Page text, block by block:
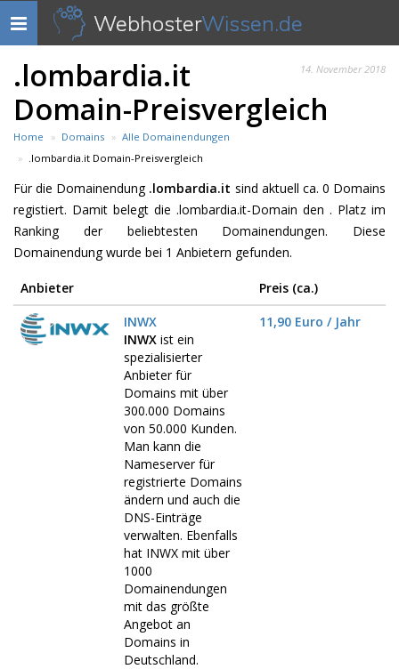
Navigation
anzeigen
WebhosterWissen.de
14. November 2018
.lombardia.it
Domain-Preisvergleich
Home Domains
Alle Domainendungen
.lombardia.it Domain-Preisvergleich
Für die Domainendung .lombardia.it sind aktuell ca. 0 Domains
registiert. Damit belegt die .lombardia.it-Domain den . Platz im
Ranking der beliebtesten Domainendungen. Diese
Domainendung wurde bei 1 Anbietern gefunden.
Anbieter
Preis (ca.)
INWX
INWX ist ein
spezialisierter
Anbieter für
Domains mit über
300.000 Domains
von 50.000 Kunden.
Man kann die
Nameserver für
registrierte Domains
ändern und auch die
DNS-Einträge
verwalten. Ebenfalls
hat INWX mit über
1000
Domainendungen
mit das größte
Angebot an
Domains in
Deutschland.
11,90 Euro / Jahr